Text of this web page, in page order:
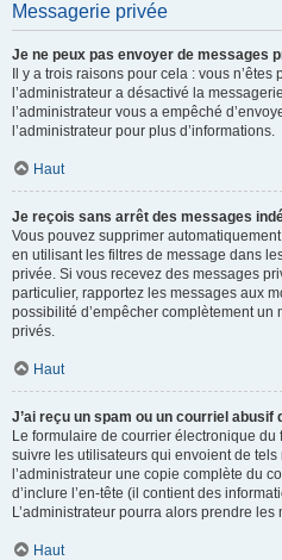
Messagerie privée
Je ne peux pas envoyer de messages
Il y a trois raisons pour cela : vous
l’administrateur a désactivé la
l’administrateur vous a empêché
l’administrateur pour plus d’informations.
Haut
Je reçois sans arrêt des messages
Vous pouvez supprimer
en utilisant les filtres de message dans
privée. Si vous recevez des messages
particulier, rapportez les messages aux
possibilité d’empêcher complètement un
privés.
Haut
J’ai reçu un spam ou un courriel abusif
Le formulaire de courrier électronique
suivre les utilisateurs qui envoient de tels
l’administrateur une copie complète du
d’inclure l’en-tête (il contient des
L’administrateur pourra alors prendre
Haut